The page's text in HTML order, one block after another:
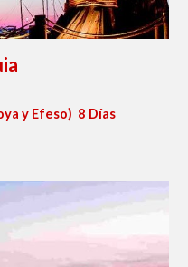
y Efeso) 8 Días